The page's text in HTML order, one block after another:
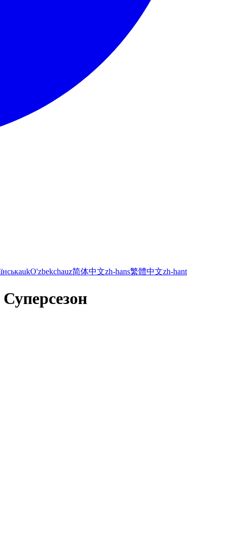
ukO'zbekchauz简体中文zh-hans繁體中文zh-hant